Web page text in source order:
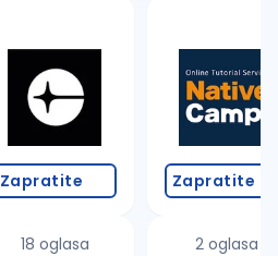
Zapratite
18 oglasa
Zapratite
2 oglasa